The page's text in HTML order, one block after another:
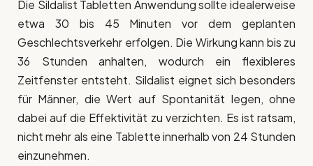
Die Sildalist Tabletten Anwendung sollte idealerweise
etwa 30 bis 45 Minuten vor dem geplanten
Geschlechtsverkehr erfolgen. Die Wirkung kann bis zu
36 Stunden anhalten, wodurch ein flexibleres
Zeitfenster entsteht. Sildalist eignet sich besonders
für Männer, die Wert auf Spontanität legen, ohne
dabei auf die Effektivität zu verzichten. Es ist ratsam,
nicht mehr als eine Tablette innerhalb von 24 Stunden
einzunehmen.